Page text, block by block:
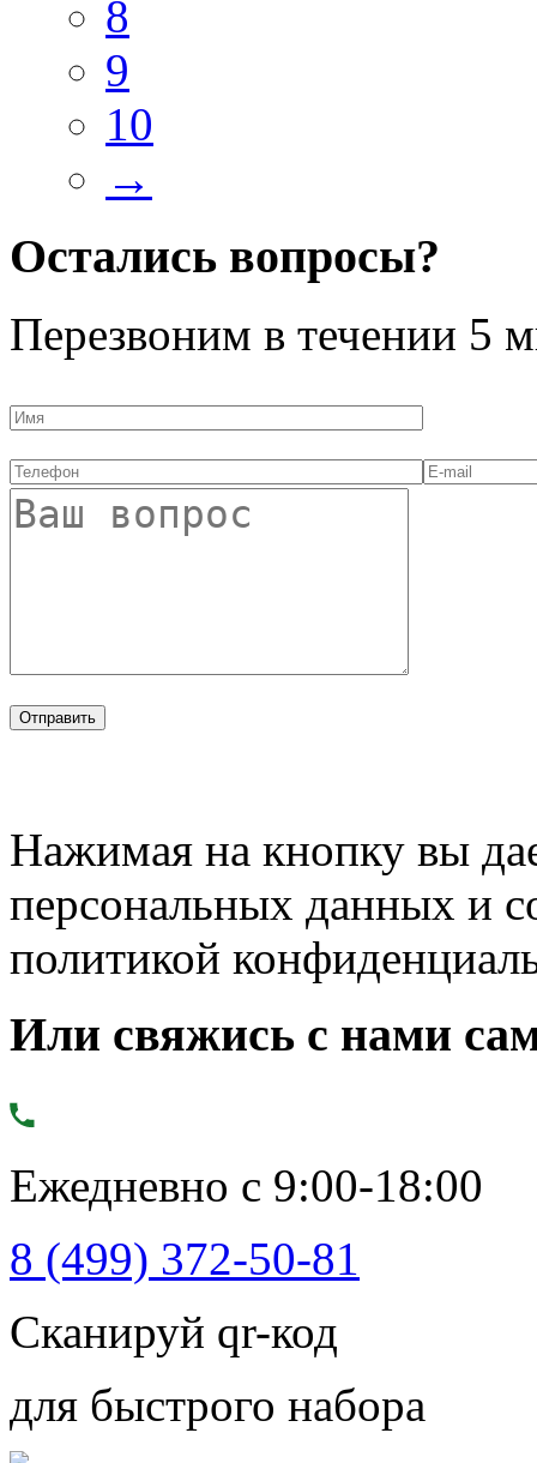
8
9
10
→
Остались вопросы?
Перезвоним в течении 5
Нажимая на кнопку вы
персональных данных и
политикой
Или свяжись с нами
Ежедневно с 9:00-18:00
8 (499) 372-50-81
Сканируй qr-код
для быстрого набора